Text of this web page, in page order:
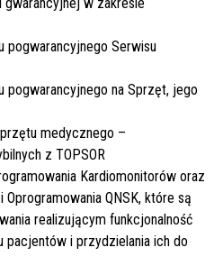
gwarancyjnej w zakresie
pogwarancyjnego Serwisu
pogwarancyjnego na Sprzęt, jego
medycznego –
z TOPSOR
Kardiomonitorów oraz
Oprogramowania QNSK, które są
realizującym funkcjonalność
pacjentów i przydzielania ich do